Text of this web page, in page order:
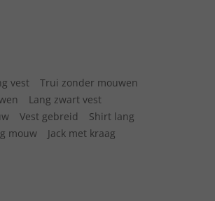
vest
Trui zonder mouwen
Lang zwart vest
Vest gebreid
Shirt lang
mouw
Jack met kraag